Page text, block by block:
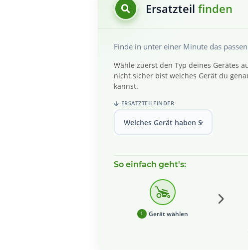
Ersatzteil finden
Finde in unter einer Minute das
Wähle zuerst den Typ deines Gerätes
nicht sicher bist welches Gerät du
kannst.
ERSATZTEILFINDER
Welches Gerät haben Sie?
So einfach geht's:
1 Gerät wählen